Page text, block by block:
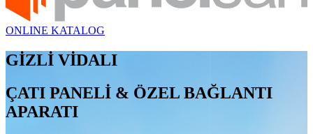
ONLINE KATALOG
GİZLİ VİDALI
ÇATI PANELİ & ÖZEL BAĞLANTI
APARATI